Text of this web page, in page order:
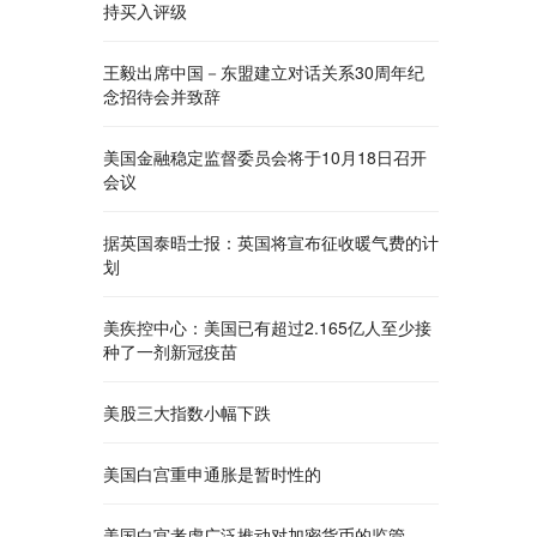
持买入评级
王毅出席中国－东盟建立对话关系30周年纪
念招待会并致辞
美国金融稳定监督委员会将于10月18日召开
会议
据英国泰晤士报：英国将宣布征收暖气费的计
划
美疾控中心：美国已有超过2.165亿人至少接
种了一剂新冠疫苗
美股三大指数小幅下跌
美国白宫重申通胀是暂时性的